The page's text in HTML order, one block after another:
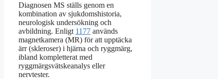
Diagnosen MS ställs genom en
kombination av sjukdomshistoria,
neurologisk undersökning och
avbildning. Enligt 1177 används
magnetkamera (MR) för att upptäcka
ärr (skleroser) i hjärna och ryggmärg,
ibland kompletterat med
ryggmärgsvätskeanalys eller
nervtester.